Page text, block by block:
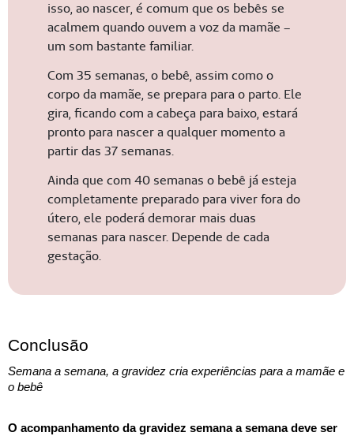
isso, ao nascer, é comum que os bebês se
acalmem quando ouvem a voz da mamãe –
um som bastante familiar.
Com 35 semanas, o bebê, assim como o
corpo da mamãe, se prepara para o parto. Ele
gira, ficando com a cabeça para baixo, estará
pronto para nascer a qualquer momento a
partir das 37 semanas.
Ainda que com 40 semanas o bebê já esteja
completamente preparado para viver fora do
útero, ele poderá demorar mais duas
semanas para nascer. Depende de cada
gestação.
Conclusão
Semana a semana, a gravidez cria experiências para a mamãe e
o bebê
O acompanhamento da gravidez semana a semana deve ser